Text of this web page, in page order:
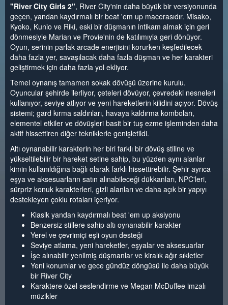
"River City Girls 2", River City'nin daha büyük bir versiyonunda
geçen, yandan kaydırmalı bir beat 'em up macerasıdır. Misako,
Kyoko, Kunio ve Riki, eski bir düşmanın intikam almak için geri
dönmesiyle Marian ve Provie'nin de katılımıyla geri dönüyor.
Oyun, serinin parlak arcade enerjisini korurken keşfedilecek
daha fazla yer, savaşılacak daha fazla düşman ve her karakteri
geliştirmek için daha fazla yol ekliyor.
Temel oynanış tamamen sokak dövüşü üzerine kurulu.
Oyuncular şehirde ilerliyor, çeteleri dövüyor, çevredeki nesneleri
kullanıyor, seviye atlıyor ve yeni hareketlerin kilidini açıyor. Dövüş
sistemi; gard kırma saldırıları, havaya kaldırma komboları,
elementel etkiler ve dövüşleri basit bir tuş ezme işleminden daha
aktif hissettiren diğer tekniklerle genişletildi.
Altı oynanabilir karakterin her biri farklı bir dövüş stiline ve
yükseltilebilir bir hareket setine sahip, bu yüzden aynı alanlar
kimin kullanıldığına bağlı olarak farklı hissettirebilir. Şehir ayrıca
eşya ve aksesuarların satın alınabileceği dükkanları, NPC'leri,
sürpriz konuk karakterleri, gizli alanları ve daha açık bir yapıyı
destekleyen çoklu rotaları içeriyor.
Klasik yandan kaydırmalı beat 'em up aksiyonu
Benzersiz stillere sahip altı oynanabilir karakter
Yerel ve çevrimiçi eşli oyun desteği
Seviye atlama, yeni hareketler, eşyalar ve aksesuarlar
İşe alınabilir yenilmiş düşmanlar ve kiralık ağır sıkletler
Yeni konumlar ve gece gündüz döngüsü ile daha büyük
bir River City
Karaktere özel seslendirme ve Megan McDuffee imzalı
müzikler